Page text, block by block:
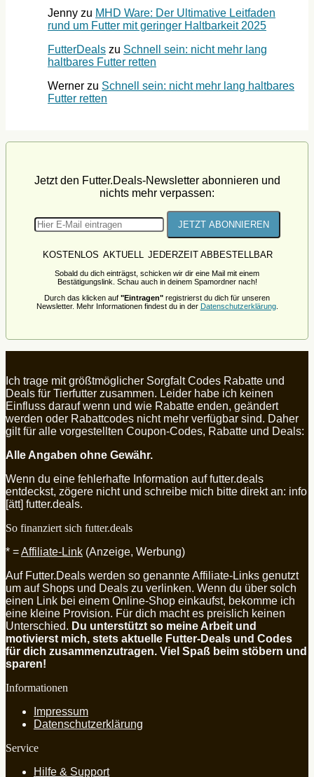
Jenny zu MHD Ware: Der Ultimative Leitfaden
rund um Futter mit geringer Haltbarkeit 2025
FutterDeals zu Schnell sein: nicht mehr lang
haltbares Futter retten
Werner zu Schnell sein: nicht mehr lang haltbares
Futter retten
Jetzt den Futter.Deals-Newsletter abonnieren und
nichts mehr verpassen:
KOSTENLOS AKTUELL JEDERZEIT ABBESTELLBAR
Sobald du dich einträgst, schicken wir dir eine Mail mit einem
Bestätigungslink. Schau auch in deinem Spamordner nach!
Durch das klicken auf "Eintragen" registrierst du dich für unseren
Newsletter. Mehr Informationen findest du in der Datenschutzerklärung.
Ich trage mit größtmöglicher Sorgfalt Codes Rabatte und
Deals für Tierfutter zusammen. Leider habe ich keinen
Einfluss darauf wenn und wie Rabatte enden, geändert
werden oder Rabattcodes nicht mehr verfügbar sind. Daher
gilt für alle vorgestellten Coupon-Codes, Rabatte und Deals:
Alle Angaben ohne Gewähr.
Wenn du eine fehlerhafte Information auf futter.deals
entdeckst, zögere nicht und schreibe mich bitte direkt an: info
[ätt] futter.deals.
So finanziert sich futter.deals
* =Affiliate-Link (Anzeige, Werbung)
Auf Futter.Deals werden so genannte Affiliate-Links genutzt
um auf Shops und Deals zu verlinken. Wenn du über solch
einen Link bei einem Online-Shop einkaufst, bekomme ich
eine kleine Provision. Für dich macht es preislich keinen
Unterschied. Du unterstützt so meine Arbeit und
motivierst mich, stets aktuelle Futter-Deals und Codes
für dich zusammenzutragen. Viel Spaß beim stöbern und
sparen!
Informationen
Impressum
Datenschutzerklärung
Service
Hilfe & Support